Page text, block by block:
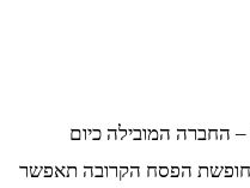
החברה המובילה כיום
הפסח הקרובה תאפשר